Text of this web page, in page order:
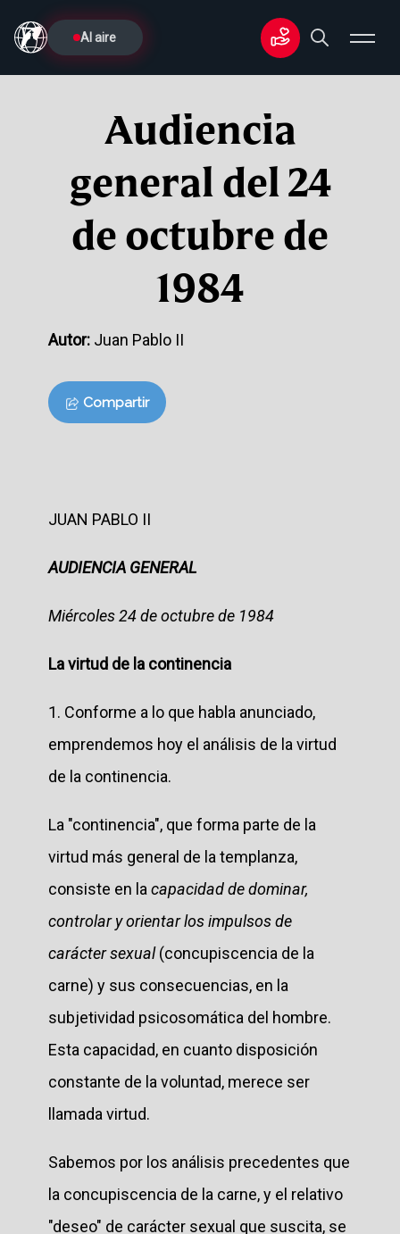
Al aire
Audiencia
general del 24
de octubre de
1984
Autor: Juan Pablo II
Compartir
JUAN PABLO II
AUDIENCIA GENERAL
Miércoles 24 de octubre de 1984
La virtud de la continencia
1. Conforme a lo que habla anunciado,
emprendemos hoy el análisis de la virtud
de la continencia.
La "continencia", que forma parte de la
virtud más general de la templanza,
consiste en la capacidad de dominar,
controlar y orientar los impulsos de
carácter sexual(concupiscencia de la
carne) y sus consecuencias, en la
subjetividad psicosomática del hombre.
Esta capacidad, en cuanto disposición
constante de la voluntad, merece ser
llamada virtud.
Sabemos por los análisis precedentes que
la concupiscencia de la carne, y el relativo
"deseo" de carácter sexual que suscita, se